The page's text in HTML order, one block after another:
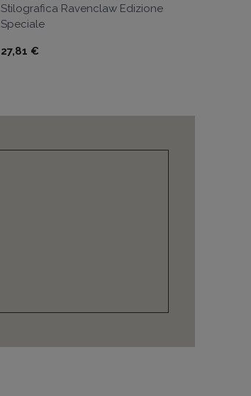
Stilografica Ravenclaw Edizione
Speciale
Prezzo
27,81 €